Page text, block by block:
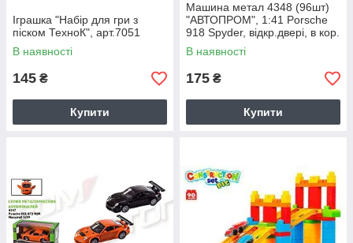
Іграшка "Набір для гри з
піском ТехноК", арт.7051
В наявності
145 ₴
Купити
Машина метал 4348 (96шт)
"АВТОПРОМ", 1:41 Porsche
918 Spyder, відкр.двері, в кор.
14,5 * 6,5 * 7см
В наявності
175 ₴
Купити